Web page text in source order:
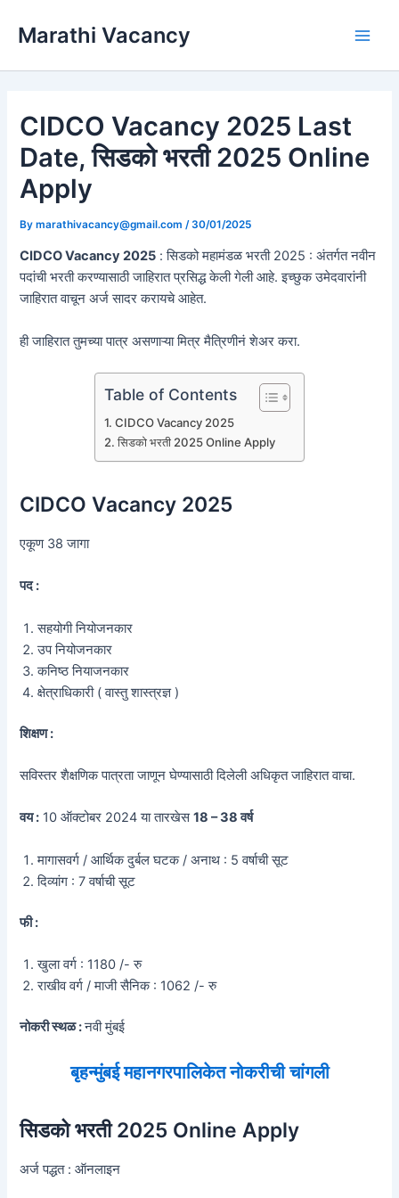
Marathi Vacancy
CIDCO Vacancy 2025 Last
Date, सिडको भरती 2025 Online
Apply
Bymarathivacancy@gmail.com /30/01/2025
CIDCO Vacancy 2025 : सिडको महामंडळ भरती 2025 : अंतर्गत नवीन
पदांची भरती करण्यासाठी जाहिरात प्रसिद्ध केली गेली आहे. इच्छुक उमेदवारांनी
जाहिरात वाचून अर्ज सादर करायचे आहेत.
ही जाहिरात तुमच्या पात्र असणाऱ्या मित्र मैत्रिणीनं शेअर करा.
Table of Contents
CIDCO Vacancy 2025
सिडको भरती 2025 Online Apply
CIDCO Vacancy 2025
एकूण 38 जागा
पद :
सहयोगी नियोजनकार
उप नियोजनकार
कनिष्ठ नियाजनकार
क्षेत्राधिकारी ( वास्तु शास्त्रज्ञ )
शिक्षण :
सविस्तर शैक्षणिक पात्रता जाणून घेण्यासाठी दिलेली अधिकृत जाहिरात वाचा.
वय : 10 ऑक्टोबर 2024 या तारखेस18 – 38 वर्ष
मागासवर्ग / आर्थिक दुर्बल घटक / अनाथ : 5 वर्षाची सूट
दिव्यांग : 7 वर्षाची सूट
फी :
खुला वर्ग : 1180 /- रु
राखीव वर्ग / माजी सैनिक : 1062 /- रु
नोकरी स्थळ :नवी मुंबई
बृहन्मुंबई महानगरपालिकेत नोकरीची चांगली
सिडको भरती 2025 Online Apply
अर्ज पद्धत : ऑनलाइन